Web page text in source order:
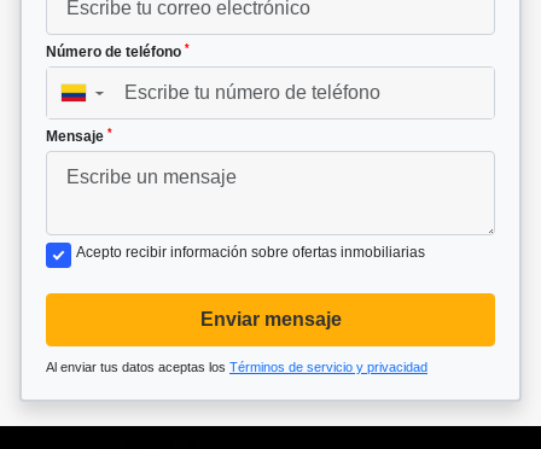
Número de teléfono *
▼
Mensaje *
Acepto recibir información sobre ofertas inmobiliarias
Enviar mensaje
Al enviar tus datos aceptas los Términos de servicio y privacidad